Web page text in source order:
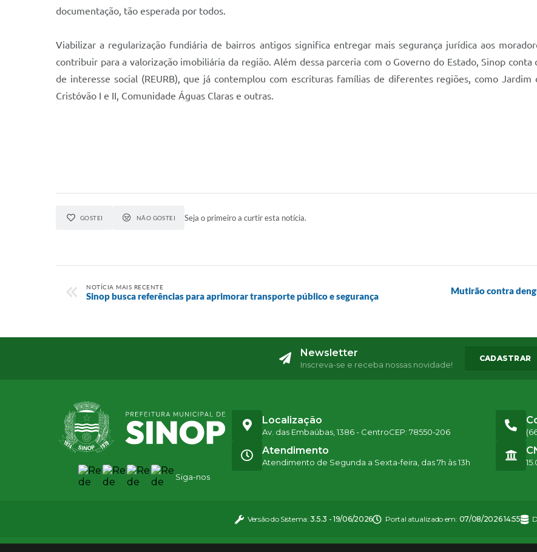
documentação, tão esperada por todos.
Viabilizar a regularização fundiária de bairros antigos significa entregar mais segurança jurídica aos
contribuir para a valorização imobiliária da região. Além dessa parceria com o Governo do Estado, Sinop
de interesse social (REURB), que já contemplou com escrituras famílias de diferentes regiões, como Jardim
Cristóvão I e II, Comunidade Águas Claras e outras.
GOSTEI NÃO GOSTEI Seja o primeiro a curtir esta notícia.
NOTÍCIA MAIS RECENTE
Sinop busca referências para aprimorar transporte público e segurança
Mutirão contra
Newsletter
Inscreva-se e receba nossas novidade!
CADASTRAR
Siga-nos
Localização
Av. das Embaúbas, 1386 - CentroCEP: 78550-206
Atendimento
Atendimento de Segunda a Sexta-feira, das 7h às 13h
Versão do Sistema:3.5.3 - 19/06/2026 Portal atualizado em: 07/08/2026 14:55